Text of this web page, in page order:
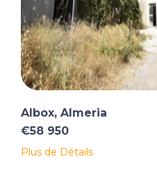
Albox, Almeria
€58 950
Plus de Détails